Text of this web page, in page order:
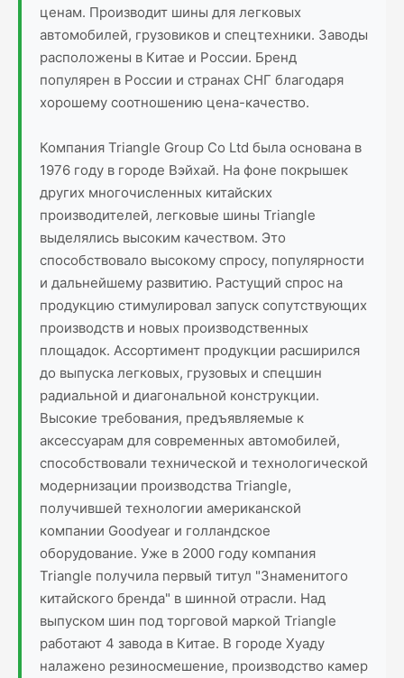
ценам. Производит шины для легковых
автомобилей, грузовиков и спецтехники. Заводы
расположены в Китае и России. Бренд
популярен в России и странах СНГ благодаря
хорошему соотношению цена-качество.
Компания Triangle Group Co Ltd была основана в
1976 году в городе Вэйхай. На фоне покрышек
других многочисленных китайских
производителей, легковые шины Triangle
выделялись высоким качеством. Это
способствовало высокому спросу, популярности
и дальнейшему развитию. Растущий спрос на
продукцию стимулировал запуск сопутствующих
производств и новых производственных
площадок. Ассортимент продукции расширился
до выпуска легковых, грузовых и спецшин
радиальной и диагональной конструкции.
Высокие требования, предъявляемые к
аксессуарам для современных автомобилей,
способствовали технической и технологической
модернизации производства Triangle,
получившей технологии американской
компании Goodyear и голландское
оборудование. Уже в 2000 году компания
Triangle получила первый титул "Знаменитого
китайского бренда" в шинной отрасли. Над
выпуском шин под торговой маркой Triangle
работают 4 завода в Китае. В городе Хуаду
налажено резиносмешение, производство камер